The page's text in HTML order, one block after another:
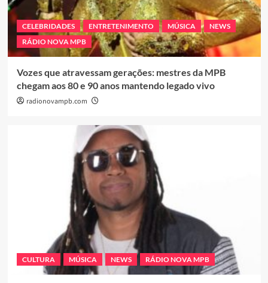
CELEBRIDADES ENTRETENIMENTO MÚSICA
NEWS
RÁDIO NOVA MPB
Vozes que atravessam gerações: mestres da MPB
chegam aos 80 e 90 anos mantendo legado vivo
radionovampb.com
CULTURA MÚSICA NEWS RÁDIO NOVA MPB